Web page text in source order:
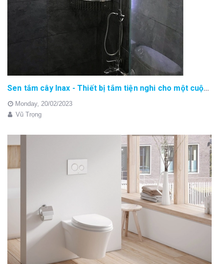
Sen tắm cây Inax - Thiết bị tắm tiện nghi cho một cuộc sống thoải mái
Monday, 20/02/2023
Vũ Trọng